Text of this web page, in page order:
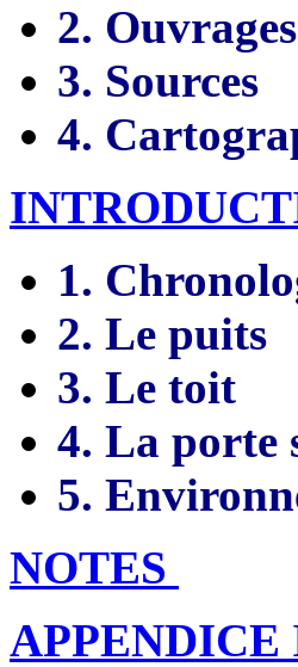
2.
3. Sources
4.
1.
2. Le puits
3. Le toit
4. La porte
5.
NOTES
APPENDICE